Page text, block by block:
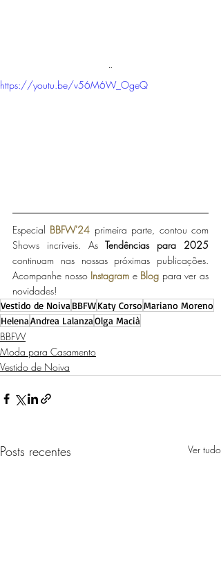
¨
https://youtu.be/v56M6W_OgeQ
Especial BBFW'24 primeira parte, contou com
Shows incríveis. As Tendências para 2025
continuam nas nossas próximas publicações.
Acompanhe nosso Instagram e Blog para ver as
novidades!
Vestido de NoivaBBFWKaty CorsoMariano Moreno
HelenaAndrea LalanzaOlga Macià
BBFW
Moda para Casamento
Vestido de Noiva
Posts recentes Ver tudo